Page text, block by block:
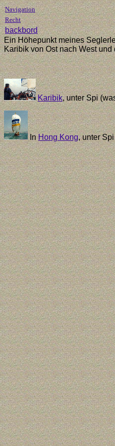
Navigation
Recht
backbord
Ein Höhepunkt meines
Karibik von Ost nach West
Karibik, unter Spi
InHong Kong, unter